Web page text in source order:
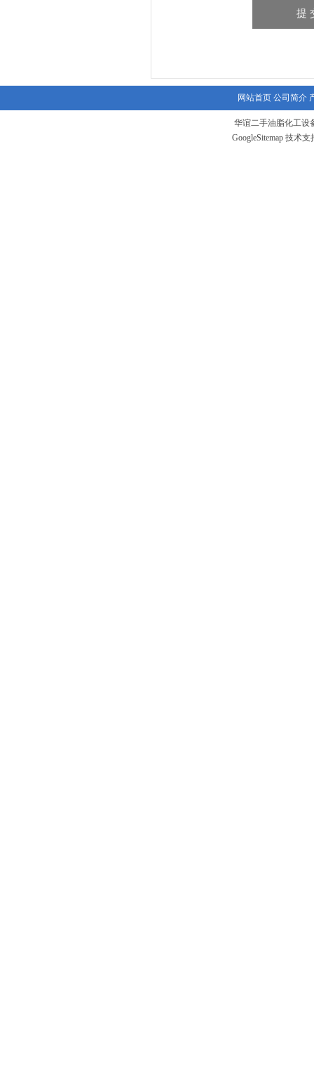
网站首页 公司简介
华谊二手油脂化工设
GoogleSitemap 技术支